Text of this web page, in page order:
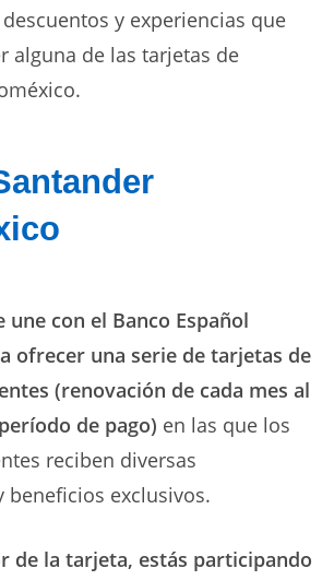
y experiencias que
alguna de las tarjetas de
une con el Banco Español
ofrecer una serie de tarjetas de
(renovación de cada mes al
de pago) en las que los
reciben diversas
beneficios exclusivos.
de la tarjeta, estás participando